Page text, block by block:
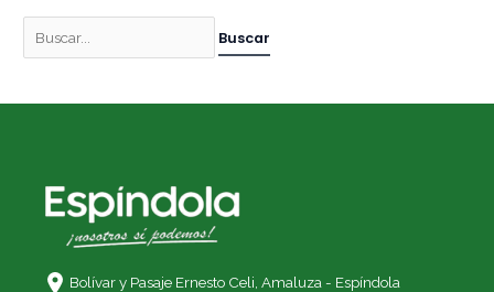
Bolívar y Pasaje Ernesto Celi, Amaluza - Espíndola